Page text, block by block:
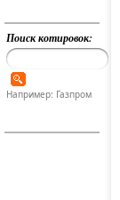
Поиск котировок:
Например: Газпром